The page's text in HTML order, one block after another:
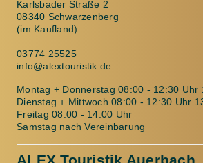
Karlsbader Straße 2
08340 Schwarzenberg
(im Kaufland)
03774 25525
info@alextouristik.de
Montag + Donnerstag 08:00 - 12:30 Uhr
Dienstag + Mittwoch 08:00 - 12:30 Uhr
Freitag 08:00 - 14:00 Uhr
Samstag nach Vereinbarung
ALEX Touristik Auerbach